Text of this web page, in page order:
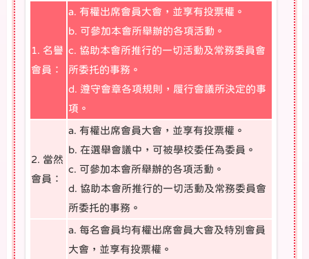
1. 名譽
會員：
a. 有權出席會員大會，並享有投票權。
b. 可參加本會所舉辦的各項活動。
c. 協助本會所推行的一切活動及常務委員會
所委托的事務。
d. 遵守會章各項規則，履行會議所決定的事
項。
2. 當然
會員：
a. 有權出席會員大會，並享有投票權。
b. 在選舉會議中，可被學校委任為委員。
c. 可參加本會所舉辦的各項活動。
d. 協助本會所推行的一切活動及常務委員會
所委托的事務。
a. 每名會員均有權出席會員大會及特別會員
大會，並享有投票權。